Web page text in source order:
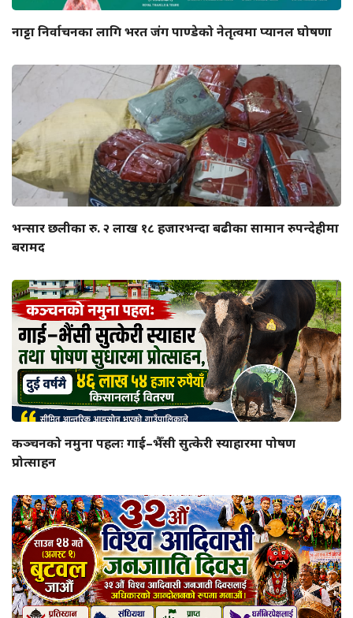
नाट्टा निर्वाचनका लागि भरत जंग पाण्डेको नेतृत्वमा प्यानल घोषणा
भन्सार छलीका रु. २ लाख १८ हजारभन्दा बढीका सामान रुपन्देहीमा
बरामद
कञ्चनको नमुना पहलः गाई–भैँसी सुत्केरी स्याहारमा पोषण
प्रोत्साहन